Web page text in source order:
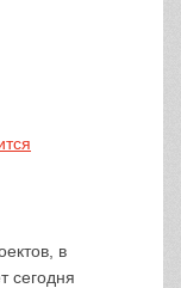
в
сегодня